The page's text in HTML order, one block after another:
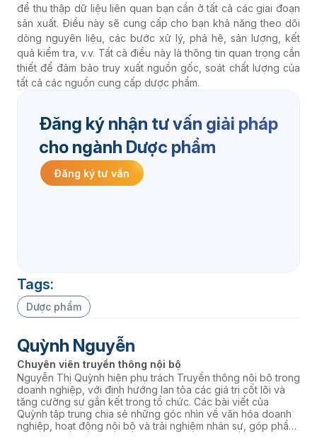
để thu thập dữ liệu liên quan bạn cần ở tất cả các giai đoạn
sản xuất. Điều này sẽ cung cấp cho bạn khả năng theo dõi
dòng nguyên liệu, các bước xử lý, phả hệ, sản lượng, kết
quả kiểm tra, v.v. Tất cả điều này là thông tin quan trọng cần
thiết để đảm bảo truy xuất nguồn gốc, soát chất lượng của
tất cả các nguồn cung cấp dược phẩm.
Đăng ký nhận tư vấn giải pháp
cho ngành Dược phẩm
Đăng ký tư vấn
Tags:
Dược phẩm
Quỳnh Nguyễn
Chuyên viên truyền thông nội bộ
Nguyễn Thị Quỳnh hiện phụ trách Truyền thông nội bộ trong
doanh nghiệp, với định hướng lan tỏa các giá trị cốt lõi và
tăng cường sự gắn kết trong tổ chức. Các bài viết của
Quỳnh tập trung chia sẻ những góc nhìn về văn hóa doanh
nghiệp, hoạt động nội bộ và trải nghiệm nhân sự, góp phần